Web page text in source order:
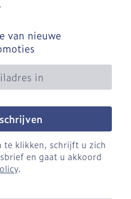
van nieuwe
te klikken, schrijft u zich
en gaat u akkoord
.